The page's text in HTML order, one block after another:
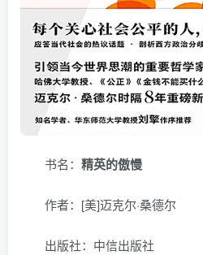
书名： 精英的傲慢
作者：[美]迈克尔·桑德尔
出版社：中信出版社